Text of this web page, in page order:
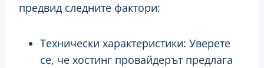
предвид следните фактори:
Технически характеристики: Уверете
се, че хостинг провайдерът предлага